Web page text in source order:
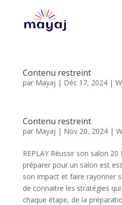
Contenu restreint
par Mayaj | Déc 17, 2024|
Contenu restreint
par Mayaj | Nov 20, 2024|
REPLAY Réussir son salon
préparer pour un salon est
son impact et faire rayonner
de connaitre les stratégies
chaque étape, de la